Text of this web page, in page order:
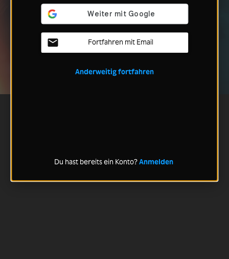
Fortfahren mit Email
Anderweitig fortfahren
Du hast bereits ein Konto?Anmelden